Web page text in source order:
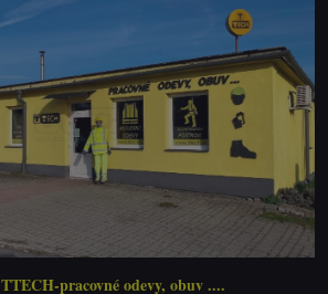
TTECH-pracovné odevy, obuv ....